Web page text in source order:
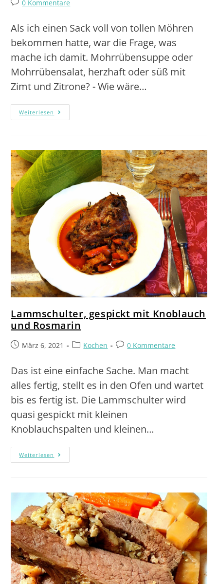
0 Kommentare
Als ich einen Sack voll von tollen Möhren
bekommen hatte, war die Frage, was
mache ich damit. Mohrrübensuppe oder
Mohrrübensalat, herzhaft oder süß mit
Zimt und Zitrone? - Wie wäre…
Weiterlesen
Lammschulter, gespickt mit Knoblauch
und Rosmarin
März 6, 2021 Kochen 0 Kommentare
Das ist eine einfache Sache. Man macht
alles fertig, stellt es in den Ofen und wartet
bis es fertig ist. Die Lammschulter wird
quasi gespickt mit kleinen
Knoblauchspalten und kleinen…
Weiterlesen